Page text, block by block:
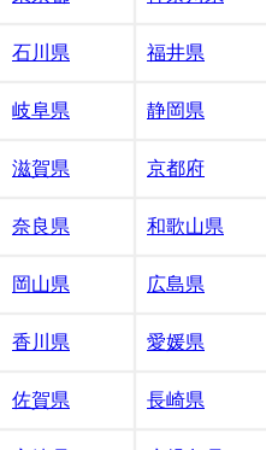
石川県 福井県
岐阜県 静岡県
滋賀県 京都府
奈良県 和歌山県
岡山県 広島県
香川県 愛媛県
佐賀県 長崎県